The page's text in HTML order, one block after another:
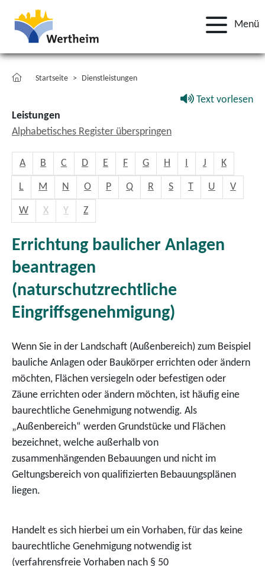
Menü
Startseite Dienstleistungen
Text vorlesen
Leistungen
Alphabetisches Register überspringen
A B C D E F G H I J K
L M N O P Q R S T U V
W X Y Z
Errichtung baulicher Anlagen
beantragen
(naturschutzrechtliche
Eingriffsgenehmigung)
Wenn Sie in der Landschaft (Außenbereich) zum Beispiel
bauliche Anlagen oder Baukörper errichten oder ändern
möchten, Flächen versiegeln oder befestigen oder
Zäune errichten oder ändern möchten, ist häufig eine
baurechtliche Genehmigung notwendig. Als
„Außenbereich“ werden Grundstücke und Flächen
bezeichnet, welche außerhalb von
zusammenhängenden Bebauungen und nicht im
Geltungsbereich von qualifizierten Bebauungsplänen
liegen.
Handelt es sich hierbei um ein Vorhaben, für das keine
baurechtliche Genehmigung notwendig ist
(verfahrensfreie Vorhaben nach § 50